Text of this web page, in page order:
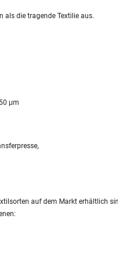
als die tragende Textilie aus.
μm
auf dem Markt erhältlich